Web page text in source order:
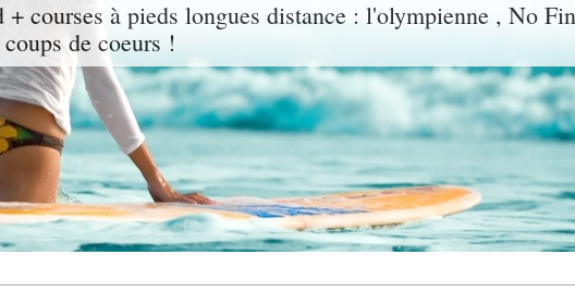
courses à pieds longues distance : l'olympienne , No
de coeurs !